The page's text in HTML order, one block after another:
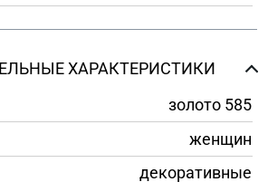
ХАРАКТЕРИСТИКИ
золото 585
женщин
декоративные